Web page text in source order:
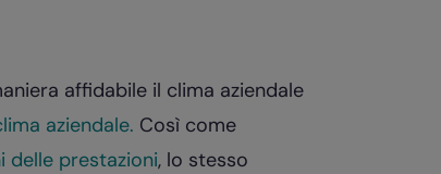
affidabile il clima aziendale
aziendale. Così come
delle prestazioni, lo stesso